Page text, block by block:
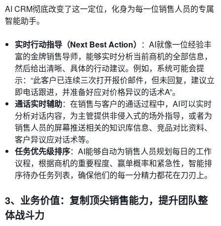
AI CRM彻底改变了这一定位，化身为每一位销售人员的专属
智能助手。
实时行动指导（Next Best Action） ：AI就像一位经验丰
富的金牌销售导师，能够实时分析当前商机的全部信息，
然后给出清晰、具体的行动建议。例如，系统可能会提
示：“此客户已连续三次打开报价邮件，但未回复，建议立
即电话跟进，并准备好应对价格异议的话术A”。
通话实时辅助：在销售与客户的通话过程中，AI可以实时
分析对话内容，为主管提供非侵入式的场外指导，或者为
销售人员的屏幕推送相关的知识库信息、竞品对比资料、
客户异议应对话术等。
任务优先级排序：AI能够自动为销售人员规划每日的工作
议程，根据商机的重要程度、赢单概率和紧急性，智能排
序待办任务列表，确保他们的每一分精力都花在刀刃上。
3、业务价值：复制顶尖销售能力，提升团队整
体战斗力